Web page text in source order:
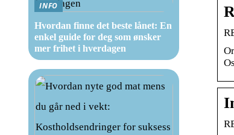
INFO
Hvordan finne det beste lånet: En
enkel guide for deg som ønsker
mer frihet i hverdagen